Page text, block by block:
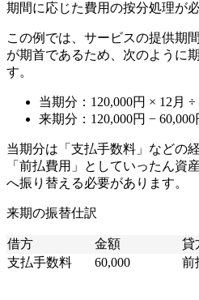
期間に応じた費用の按分処理が
この例では、サービスの提供期
が期首であるため、次のように
す。
当期分：120,000円 × 12月 ÷
来期分：120,000円 − 60,000
当期分は「支払手数料」などの
「前払費用」としていったん資
へ振り替える必要があります。
来期の振替仕訳
借方 金額 貸
支払手数料
60,000 前